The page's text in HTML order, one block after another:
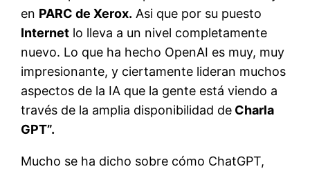
en PARC de Xerox. Asi que por su puesto
Internet lo lleva a un nivel completamente
nuevo. Lo que ha hecho OpenAI es muy, muy
impresionante, y ciertamente lideran muchos
aspectos de la IA que la gente está viendo a
través de la amplia disponibilidad de Charla
GPT”.
Mucho se ha dicho sobre cómo ChatGPT,